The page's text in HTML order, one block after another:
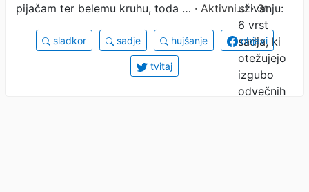
pijačam ter belemu kruhu, toda … · Aktivni.si · 3t
sladkor sadje hujšanje objavi
tvitaj